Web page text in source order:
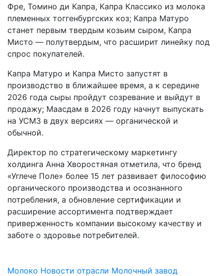
Фре, Томино ди Капра, Капра Классико из молока
племенных тоггенбургских коз; Капра Матуро
станет первым твердым козьим сыром, Капра
Мисто — полутвердым, что расширит линейку под
спрос покупателей.
Капра Матуро и Капра Мисто запустят в
производство в ближайшее время, а к середине
2026 года сыры пройдут созревание и выйдут в
продажу; Маасдам в 2026 году начнут выпускать
на УСМЗ в двух версиях — органической и
обычной.
Директор по стратегическому маркетингу
холдинга Анна Хворостяная отметила, что бренд
«Углече Поле» более 15 лет развивает философию
органического производства и осознанного
потребления, а обновление сертификации и
расширение ассортимента подтверждает
приверженность компании высокому качеству и
заботе о здоровье потребителей.
Молоко Новости отрасли Молочный завод